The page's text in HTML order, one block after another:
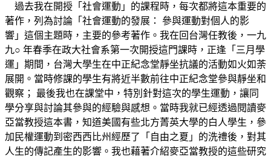
過去我在開授「社會運動」的課程時，每次都將這本重要的
著作，列為討論「社會運動的發展： 參與運動對個人的影
響」這個主題時，主要的參考著作。我在回台灣任教後，一九
九○ 年春季在政大社會系第一次開授這門課時，正逢「三月學
運」期間，台灣大學生在中正紀念堂靜坐抗議的活動如火如荼
展開。當時修課的學生有將近半數前往中正紀念堂參與靜坐和
觀察； 最後我也在課堂中，特別針對這次的學生運動，讓同
學分享與討論其參與的經驗與感想。當時我就已經透過閱讀麥
亞當教授這本書，知道美國有些北方菁英大學的白人學生，參
加民權運動到密西西比州經歷了「自由之夏」的洗禮後，對其
人生的傳記產生的影響。我也藉著介紹麥亞當教授的這些研究